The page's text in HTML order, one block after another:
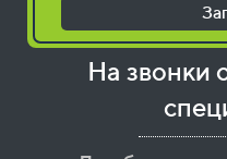
На звонки